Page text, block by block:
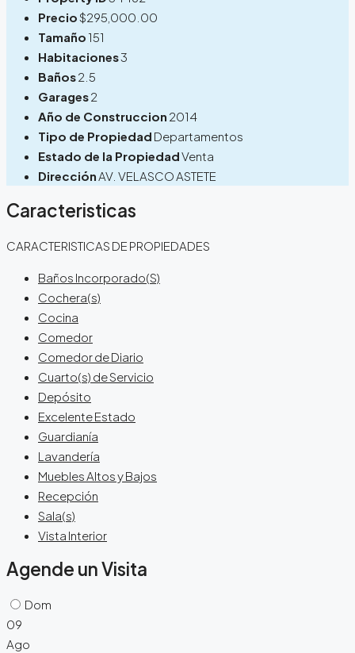
Precio$295,000.00
Tamaño 151
Habitaciones3
Baños2.5
Garages2
Año de Construccion 2014
Tipo de Propiedad Departamentos
Estado de la PropiedadVenta
DirecciónAV. VELASCO ASTETE
Caracteristicas
CARACTERISTICAS DE PROPIEDADES
Baños Incorporado(S)
Cochera(s)
Cocina
Comedor
Comedor de Diario
Cuarto(s) de Servicio
Depósito
Excelente Estado
Guardianía
Lavandería
Muebles Altos y Bajos
Recepción
Sala(s)
Vista Interior
Agende un Visita
Dom
09
Ago